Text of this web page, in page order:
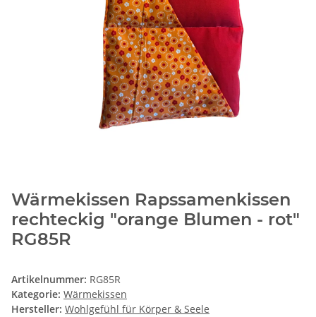
Wärmekissen Rapssamenkissen
rechteckig "orange Blumen - rot"
RG85R
Artikelnummer: RG85R
Kategorie: Wärmekissen
Hersteller: Wohlgefühl für Körper & Seele